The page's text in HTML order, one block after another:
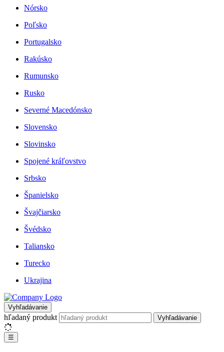
Nórsko
Poľsko
Portugalsko
Rakúsko
Rumunsko
Rusko
Severné Macedónsko
Slovensko
Slovinsko
Spojené kráľovstvo
Srbsko
Španielsko
Švajčiarsko
Švédsko
Taliansko
Turecko
Ukrajina
Vyhľadávanie
hľadaný produkt Vyhľadávanie
☰